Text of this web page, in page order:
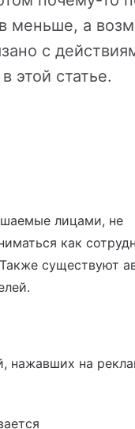
меньше, а
с
этой статье.
лицами, не
как
существуют
нажавших на